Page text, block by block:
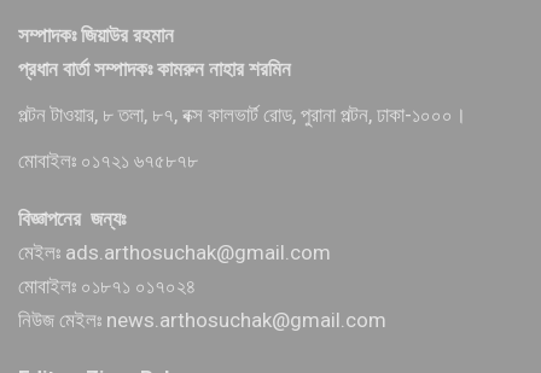
সম্পাদকঃ জিয়াউর রহমান
প্রধান বার্তা সম্পাদকঃ কামরুন নাহার শরমিন
পল্টন টাওয়ার, ৮ তলা, ৮৭, বক্স কালভার্ট রোড, পুরানা পল্টন, ঢাকা-১০০০।
মোবাইলঃ ০১৭২১ ৬৭৫৮৭৮
বিজ্ঞাপনের জন্যঃ
মেইলঃ ads.arthosuchak@gmail.com
মোবাইলঃ ০১৮৭১ ০১৭০২৪
নিউজ মেইলঃ news.arthosuchak@gmail.com